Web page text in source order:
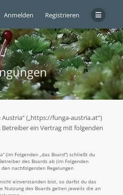
Anmelden Registrieren
(„https://funga-austria.at“)
ein Vertrag mit folgenden
(im Folgenden „das Board“) schließt du
des Boards ab (im Folgenden
nachfolgenden Regelungen
einverstanden bist, so darfst du das
Nutzung des Boards gelten jeweils die an